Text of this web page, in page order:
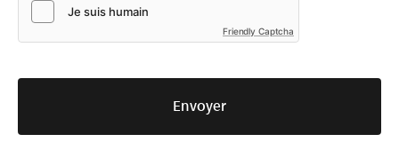
Friendly Captcha
Envoyer